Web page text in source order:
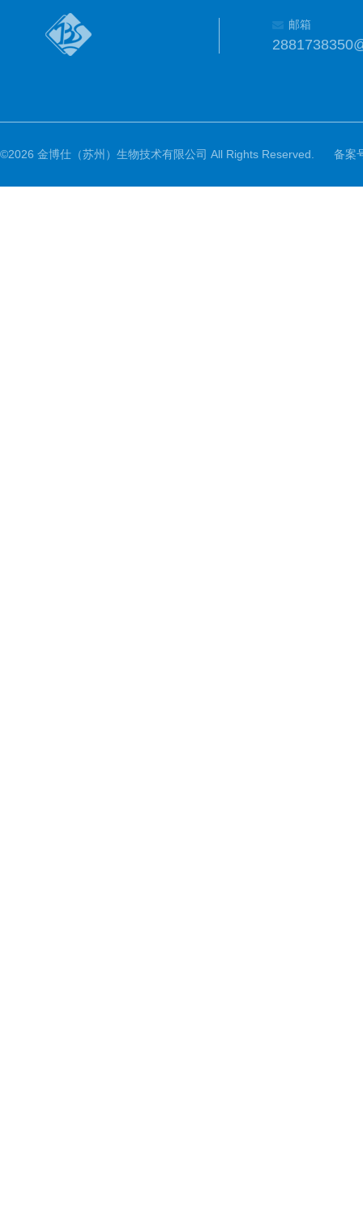
邮箱
©2026 金博仕（苏州）生物技术有限公司 All Rights Reserved. 备案